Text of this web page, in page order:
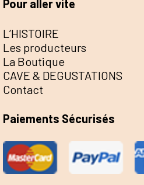
Pour aller vite
L’HISTOIRE
Les producteurs
La Boutique
CAVE & DEGUSTATIONS
Contact
Paiements Sécurisés